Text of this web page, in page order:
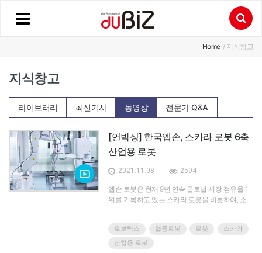
Home / 지식창고
지식창고
라이브러리 최신기사 동영상 전문가 Q&A
[언박싱] 한국엡손, 스카라 로봇 6축
산업용 로봇
2021.11.08 2594
엡손 로봇은 현재 9년 연속 글로벌 시장 점유율 1
위를 기록하고 있는 스카라 로봇을 비롯하여, 소형
니즈에 맞는 제품 라인업을 보유하고 있다.엡손은
스카라 로봇 LS10B와 센서를 활용해 컨베이어 위
로보틱스 협동로봇 로봇
스카라
산업용 로봇